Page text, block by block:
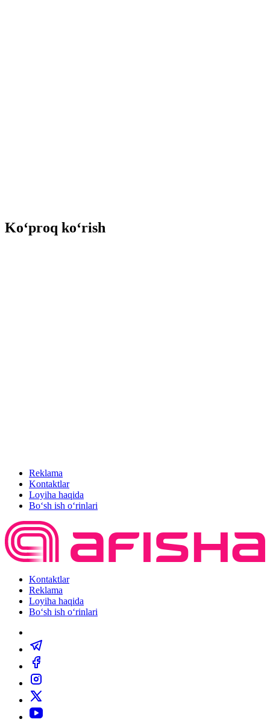
Ko‘proq ko‘rish
Reklama
Kontaktlar
Loyiha haqida
Bo‘sh ish o‘rinlari
Kontaktlar
Reklama
Loyiha haqida
Bo‘sh ish o‘rinlari